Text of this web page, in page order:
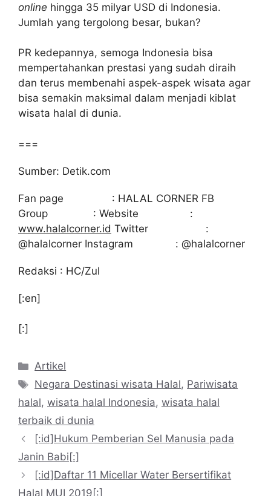
online hingga 35 milyar USD di Indonesia.
Jumlah yang tergolong besar, bukan?
PR kedepannya, semoga Indonesia bisa
mempertahankan prestasi yang sudah diraih
dan terus membenahi aspek-aspek wisata agar
bisa semakin maksimal dalam menjadi kiblat
wisata halal di dunia.
===
Sumber: Detik.com
Fan page : HALAL CORNER FB
Group : Website :
www.halalcorner.id Twitter :
@halalcorner Instagram : @halalcorner
Redaksi : HC/Zul
[:en]
[:]
Kategori
Artikel
Tag
Negara Destinasi wisata Halal, Pariwisata
halal, wisata halal Indonesia, wisata halal
terbaik di dunia
[:id]Hukum Pemberian Sel Manusia pada
Janin Babi[:]
[:id]Daftar 11 Micellar Water Bersertifikat
Halal MUI 2019[:]